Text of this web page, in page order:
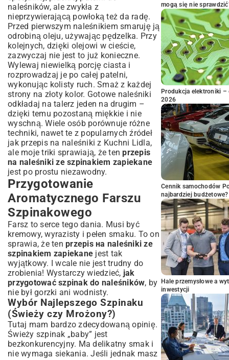
naleśników, ale zwykła z
nieprzywierającą powłoką też da radę.
Przed pierwszym naleśnikiem smaruję ją
odrobiną oleju, używając pędzelka. Przy
kolejnych, dzięki olejowi w cieście,
zazwyczaj nie jest to już konieczne.
Wylewaj niewielką porcję ciasta i
rozprowadzaj je po całej patelni,
wykonując kolisty ruch. Smaż z każdej
strony na złoty kolor. Gotowe naleśniki
odkładaj na talerz jeden na drugim –
dzięki temu pozostaną miękkie i nie
wyschną. Wiele osób porównuje różne
techniki, nawet te z popularnych źródeł
jak przepis na naleśniki z Kuchni Lidla,
ale moje triki sprawiają, że tenprzepis
na naleśniki ze szpinakiem zapiekane
jest po prostu niezawodny.
Przygotowanie
Aromatycznego Farszu
Szpinakowego
Farsz to serce tego dania. Musi być
kremowy, wyrazisty i pełen smaku. To on
sprawia, że ten przepis на naleśniki ze
szpinakiem zapiekane jest tak
wyjątkowy. I wcale nie jest trudny do
zrobienia! Wystarczy wiedzieć, jak
przygotować szpinak do naleśników, by
nie był gorzki ani wodnisty.
Wybór Najlepszego Szpinaku
(Świeży czy Mrożony?)
Tutaj mam bardzo zdecydowaną opinię.
Świeży szpinak „baby” jest
bezkonkurencyjny. Ma delikatny smak i
nie wymaga siekania. Jeśli jednak masz
mogą się nie
Produkcja elektroniki –
2026
Cennik samochodów
najbardziej budżetowe?
Hale przemysłowe a
inwestycji